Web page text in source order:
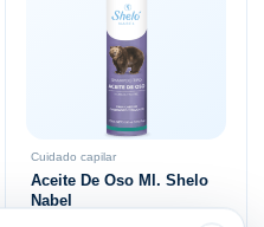
Cuidado capilar
Aceite De Oso Ml. Shelo
Nabel